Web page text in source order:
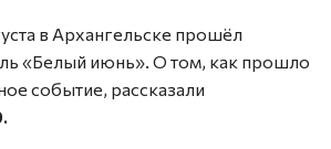
в Архангельске прошёл
«Белый июнь». О том, как прошло
событие, рассказали